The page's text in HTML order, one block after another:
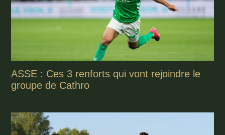
ASSE : Ces 3 renforts qui vont rejoindre le
groupe de Cathro